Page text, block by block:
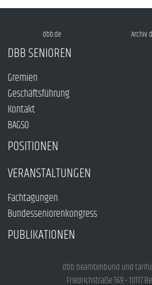
dbb.de Archiv
DBB SENIOREN
Gremien
Geschäftsführung
Kontakt
BAGSO
POSITIONEN
VERANSTALTUNGEN
Fachtagungen
Bundesseniorenkongress
PUBLIKATIONEN
dbb beamtenbund und
Friedrichstraße 169 • 10117